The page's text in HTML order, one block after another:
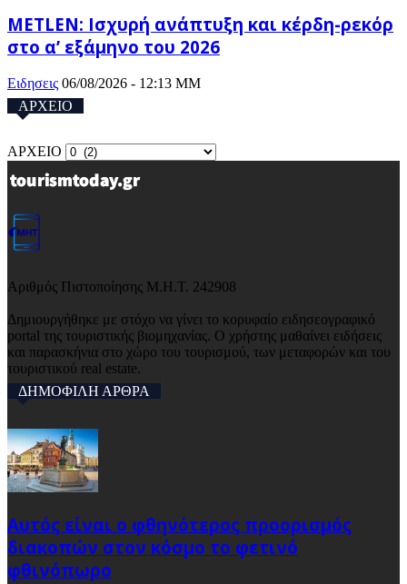
METLEN: Ισχυρή ανάπτυξη και κέρδη-ρεκόρ
στο α’ εξάμηνο του 2026
Ειδησεις 06/08/2026 - 12:13 ΜΜ
ΑΡΧΕΙΟ
ΑΡΧΕΙΟ
Αριθμός Πιστοποίησης Μ.Η.Τ. 242908
Δημιουργήθηκε με στόχο να γίνει το κορυφαίο ειδησεογραφικό
portal της τουριστικής βιομηχανίας. Ο χρήστης μαθαίνει ειδήσεις
και παρασκήνια στο χώρο του τουρισμού, των μεταφορών και του
τουριστικού real estate.
ΔΗΜΟΦΙΛΗ ΑΡΘΡΑ
Αυτός είναι ο φθηνότερος προορισμός
διακοπών στον κόσμο το φετινό
φθινόπωρο